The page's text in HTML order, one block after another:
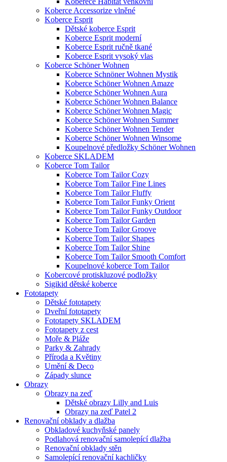
Koberce Accessorize vlněné
Koberce Esprit
Dětské koberce Esprit
Koberce Esprit moderní
Koberce Esprit ručně tkané
Koberce Esprit vysoký vlas
Koberce Schöner Wohnen
Koberce Schnöner Wohnen Mystik
Koberce Schöner Wohnen Amaze
Koberce Schöner Wohnen Aura
Koberce Schöner Wohnen Balance
Koberce Schöner Wohnen Magic
Koberce Schöner Wohnen Summer
Koberce Schöner Wohnen Tender
Koberce Schöner Wohnen Winsome
Koupelnové předložky Schöner Wohnen
Koberce SKLADEM
Koberce Tom Tailor
Koberce Tom Tailor Cozy
Koberce Tom Tailor Fine Lines
Koberce Tom Tailor Fluffy
Koberce Tom Tailor Funky Orient
Koberce Tom Tailor Funky Outdoor
Koberce Tom Tailor Garden
Koberce Tom Tailor Groove
Koberce Tom Tailor Shapes
Koberce Tom Tailor Shine
Koberce Tom Tailor Smooth Comfort
Koupelnové koberce Tom Tailor
Kobercové protiskluzové podložky
Sigikid dětské koberce
Fototapety
Dětské fototapety
Dveřní fototapety
Fototapety SKLADEM
Fototapety z cest
Moře & Pláže
Parky & Zahrady
Příroda a Květiny
Umění & Deco
Západy slunce
Obrazy
Obrazy na zeď
Dětské obrazy Lilly and Luis
Obrazy na zeď Patel 2
Renovační obklady a dlažba
Obkladové kuchyňské panely
Podlahová renovační samolepící dlažba
Renovační obklady stěn
Samolepící renovační kachličky